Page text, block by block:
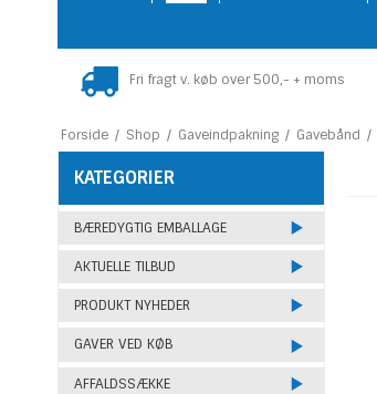
Fri fragt v. køb over 500,- + moms
Forside / Shop / Gaveindpakning / Gavebånd /
KATEGORIER
BÆREDYGTIG EMBALLAGE
AKTUELLE TILBUD
PRODUKT NYHEDER
GAVER VED KØB
AFFALDSSÆKKE